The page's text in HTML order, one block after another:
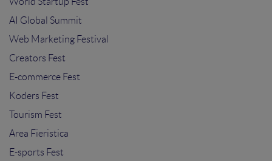
AI Global Summit
Web Marketing Festival
Creators Fest
E-commerce Fest
Koders Fest
Tourism Fest
Area Fieristica
E-sports Fest